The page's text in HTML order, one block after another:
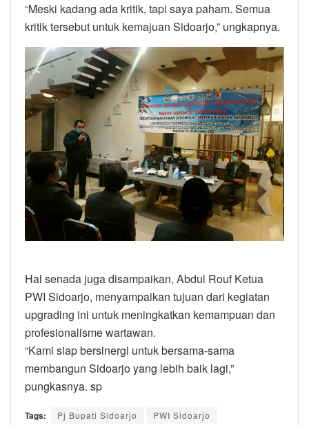
“Meski kadang ada kritik, tapi saya paham. Semua
kritik tersebut untuk kemajuan Sidoarjo,” ungkapnya.
Hal senada juga disampaikan, Abdul Rouf Ketua
PWI Sidoarjo, menyampaikan tujuan dari kegiatan
upgrading ini untuk meningkatkan kemampuan dan
profesionalisme wartawan.
“Kami siap bersinergi untuk bersama-sama
membangun Sidoarjo yang lebih baik lagi,”
pungkasnya. sp
Tags: Pj Bupati Sidoarjo PWI Sidoarjo